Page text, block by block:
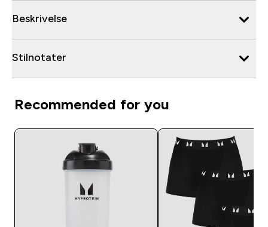
Beskrivelse
Stilnotater
Recommended for you